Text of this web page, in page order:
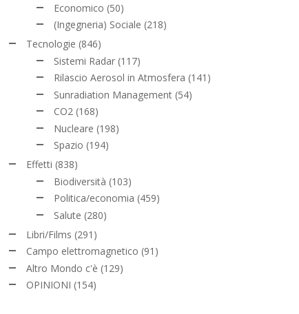
Economico (50)
(Ingegneria) Sociale (218)
Tecnologie (846)
Sistemi Radar (117)
Rilascio Aerosol in Atmosfera (141)
Sunradiation Management (54)
CO2 (168)
Nucleare (198)
Spazio (194)
Effetti (838)
Biodiversità (103)
Politica/economia (459)
Salute (280)
Libri/Films (291)
Campo elettromagnetico (91)
Altro Mondo c'è (129)
OPINIONI (154)